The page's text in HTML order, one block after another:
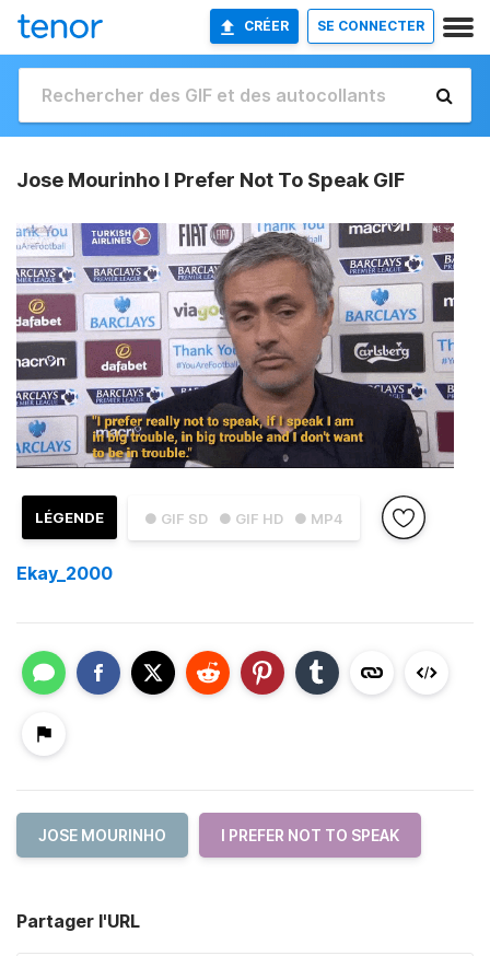
CRÉER SE CONNECTER
Jose Mourinho I Prefer Not To Speak GIF
● GIF SD ● GIF HD ● MP4
LÉGENDE
Ekay_2000
JOSE MOURINHO I PREFER NOT TO SPEAK
Partager l'URL